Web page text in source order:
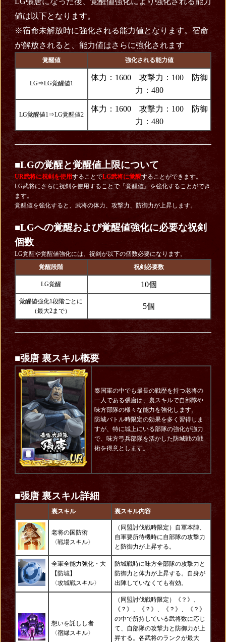
値は以下となります。
※宿命未解放時に強化される能力値となります。宿命
が解放されると、能力値はさらに強化されます
覚醒値 強化される能力値
LG⇒LG覚醒値1
体力：1600 攻撃力：100 防御
力：480
LG覚醒値1⇒LG覚醒値2
体力：1600 攻撃力：100 防御
力：480
■LGの覚醒と覚醒値上限について
UR武将に祝剣を使用することでLG武将に覚醒することができます。
LG武将にさらに祝剣を使用することで『覚醒値』を強化することができ
ます。
覚醒値を強化すると、武将の体力、攻撃力、防御力が上昇します。
■LGへの覚醒および覚醒値強化に必要な祝剣
個数
LG覚醒や覚醒値強化には、祝剣が以下の個数必要になります。
覚醒段階
祝剣必要数
LG覚醒 10個
覚醒値強化1段階ごとに
（最大2まで）
5個
■張唐 裏スキル概要
秦国軍の中でも最長の戦歴を持つ老将の
一人である張唐は、裏スキルで自部隊や
味方部隊の様々な能力を強化します。
防城バトル時限定の効果を多く習得しま
すが、特に城上にいる部隊の強化が強力
で、味方弓兵部隊を活かした防城戦の戦
術を得意とします。
■張唐 裏スキル詳細
裏スキル 裏スキル内容
老将の国防術
〈戦場スキル〉
（同盟討伐戦時限定）自軍本陣、
自軍要所待機時に自部隊の攻撃力
と防御力が上昇する。
全軍全能力強化・大
【防城】
〈攻城戦スキル〉
防城戦時に味方全部隊の攻撃力と
防御力と体力が上昇する。自身が
出陣していなくても有効。
想いを託しし者
〈宿縁スキル〉
（同盟討伐戦時限定）《？》、
《？》、《？》、《？》、《？》
の中で所持している武将数に応じ
て、 自部隊の攻撃力と防御力が上
昇する。各武将のランクが最大